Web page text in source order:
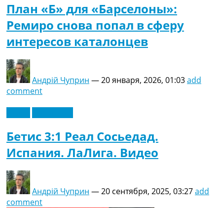
План «Б» для «Барселоны»:
Ремиро снова попал в сферу
интересов каталонцев
Андрій Чуприн —20 января, 2026, 01:03add
comment
Бетис 3:1 Реал Сосьедад.
Испания. ЛаЛига. Видео
Андрій Чуприн —20 сентября, 2025, 03:27add
comment